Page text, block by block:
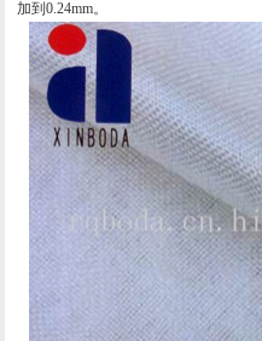
加到0.24mm。